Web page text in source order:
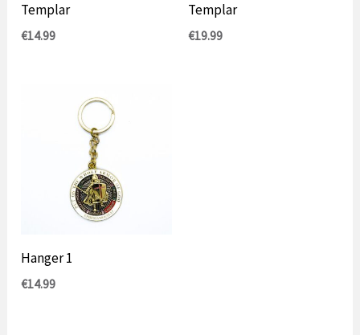
Templar
€14.99
Templar
€19.99
Hanger 1
€14.99